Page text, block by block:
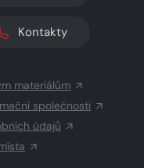
Kontakty
materiálům
společnosti
údajů